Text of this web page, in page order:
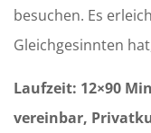
besuchen. Es
Gleichgesinnten
Laufzeit: 12×90
vereinbar,